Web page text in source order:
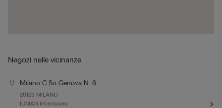
Negozi nelle vicinanze
Milano C.so Genova N. 6
20123 MILANO
IUMAN Intimissimi